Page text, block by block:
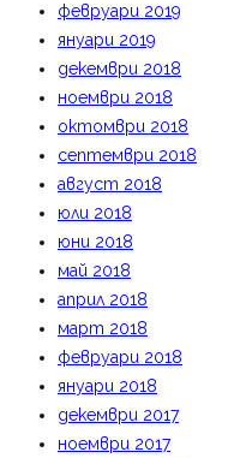
февруари 2019
януари 2019
декември 2018
ноември 2018
октомври 2018
септември 2018
август 2018
юли 2018
юни 2018
май 2018
април 2018
март 2018
февруари 2018
януари 2018
декември 2017
ноември 2017